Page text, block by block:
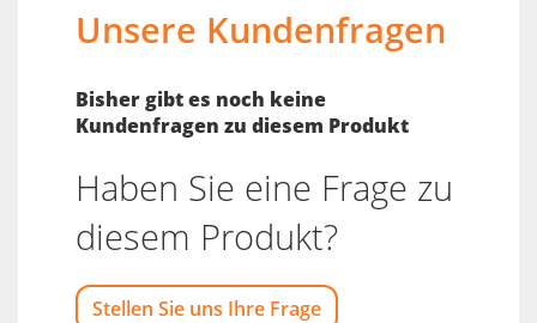
Unsere Kundenfragen
Bisher gibt es noch keine
Kundenfragen zu diesem Produkt
Haben Sie eine Frage zu
diesem Produkt?
Stellen Sie uns Ihre Frage